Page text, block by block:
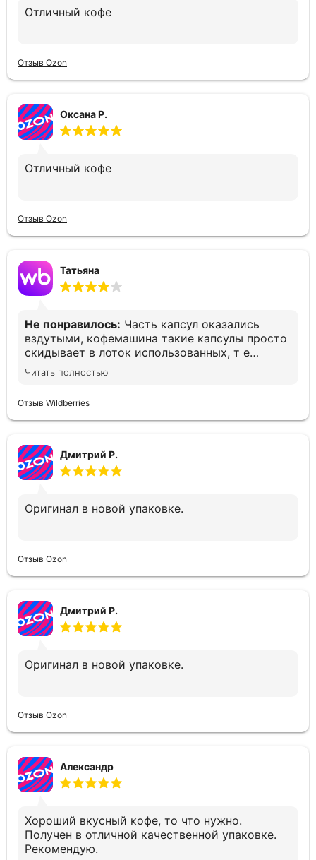
Отличный кофе
Отзыв Ozon
Оксана Р.
Отличный кофе
Отзыв Ozon
Татьяна
Не понравилось: Часть капсул оказались
вздутыми, кофемашина такие капсулы просто
скидывает в лоток использованных, т е
остаёшься без кофе. Печально(
Читать полностью
Отзыв Wildberries
Дмитрий Р.
Оригинал в новой упаковке.
Отзыв Ozon
Дмитрий Р.
Оригинал в новой упаковке.
Отзыв Ozon
Александр
Хороший вкусный кофе, то что нужно.
Получен в отличной качественной упаковке.
Рекомендую.